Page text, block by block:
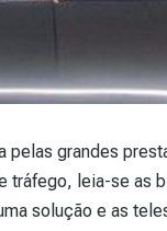
grandes
tráfego, leia-se as
solução e as
t
a
b
r
a
16